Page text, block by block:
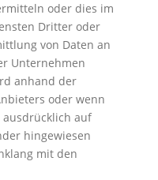
oder dies im
Dritter oder
von Daten an
Unternehmen
anhand der
oder wenn
auf
hingewiesen
mit den